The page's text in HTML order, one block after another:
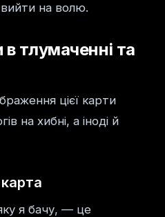
на волю.
в тлумаченні та
цієї карти
на хибні, а іноді й
я бачу, — це